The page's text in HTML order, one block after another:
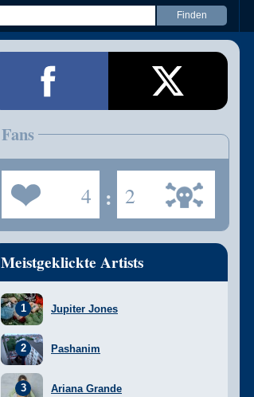
Fans
4 : 2
Meistgeklickte Artists
Jupiter Jones
Pashanim
Ariana Grande